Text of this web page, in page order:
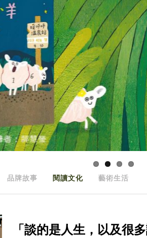
品牌故事 閱讀文化 藝術生活
「談的是人生，以及很